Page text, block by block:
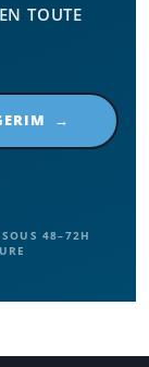
TOUTE
→
48–72H